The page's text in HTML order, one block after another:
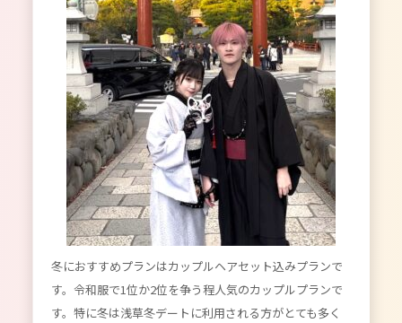
冬におすすめプランはカップルヘアセット込みプランで
す。令和服で1位か2位を争う程人気のカップルプランで
す。特に冬は浅草冬デートに利用される方がとても多く